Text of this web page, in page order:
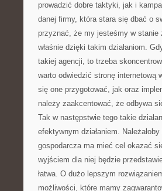
prowadzić dobre taktyki, jak i
danej firmy, która stara się dbać o
przyznać, że my jesteśmy w stanie
właśnie dzięki takim działaniom.
takiej agencji, to trzeba
warto odwiedzić stronę internetową
się one przygotować, jak oraz
należy zaakcentować, że odbywa
Tak w następstwie tego takie
efektywnym działaniem.
gospodarcza ma mieć cel okazać
wyjściem dla niej będzie
łatwa. O dużo lepszym
możliwości, które mamy